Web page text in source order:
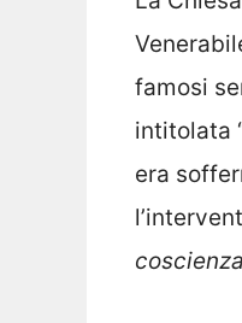
famosi
intitolata
era